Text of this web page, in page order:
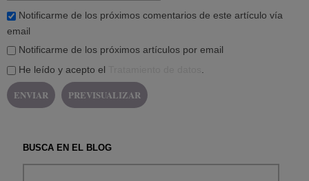
BUSCA EN EL BLOG
Notificarme de los próximos comentarios de este artículo vía
email
Notificarme de los próximos artículos por email
He leído y acepto el